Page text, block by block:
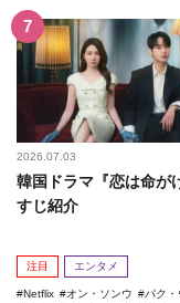
2026.07.03
韓国ドラマ『恋は命が
すじ紹介
注目 エンタメ
Netflix オン・ソンウ
パク